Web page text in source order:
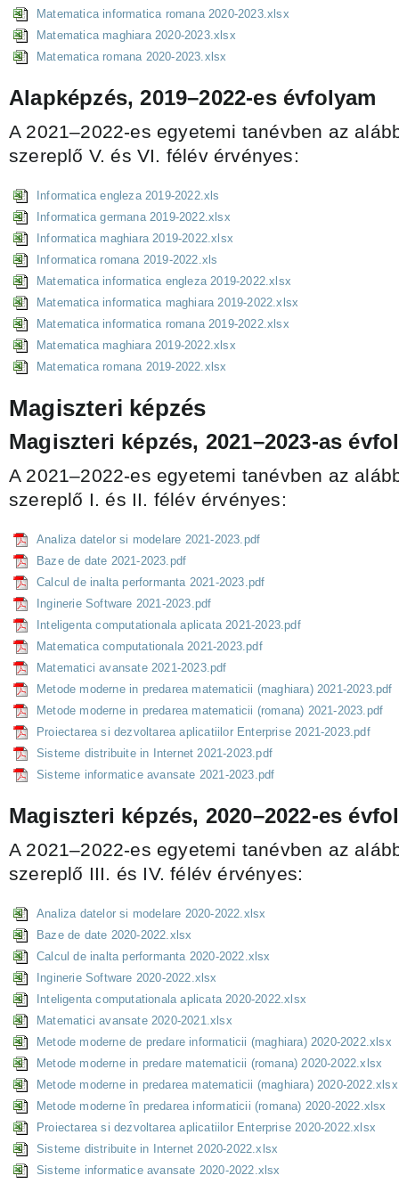
Matematica informatica romana 2020-2023.xlsx
Matematica maghiara 2020-2023.xlsx
Matematica romana 2020-2023.xlsx
Alapképzés, 2019–2022-es évfolyam
A 2021–2022-es egyetemi tanévben az
szereplő V. és VI. félév érvényes:
Informatica engleza 2019-2022.xls
Informatica germana 2019-2022.xlsx
Informatica maghiara 2019-2022.xlsx
Informatica romana 2019-2022.xls
Matematica informatica engleza 2019-2022.xlsx
Matematica informatica maghiara 2019-2022.xlsx
Matematica informatica romana 2019-2022.xlsx
Matematica maghiara 2019-2022.xlsx
Matematica romana 2019-2022.xlsx
Magiszteri képzés
Magiszteri képzés, 2021–2023-as
A 2021–2022-es egyetemi tanévben az
szereplő I. és II. félév érvényes:
Analiza datelor si modelare 2021-2023.pdf
Baze de date 2021-2023.pdf
Calcul de inalta performanta 2021-2023.pdf
Inginerie Software 2021-2023.pdf
Inteligenta computationala aplicata 2021-2023.pdf
Matematica computationala 2021-2023.pdf
Matematici avansate 2021-2023.pdf
Metode moderne in predarea matematicii (maghiara) 2021-2023.pdf
Metode moderne in predarea matematicii (romana) 2021-2023.pdf
Proiectarea si dezvoltarea aplicatiilor Enterprise 2021-2023.pdf
Sisteme distribuite in Internet 2021-2023.pdf
Sisteme informatice avansate 2021-2023.pdf
Magiszteri képzés, 2020–2022-es
A 2021–2022-es egyetemi tanévben az
szereplő III. és IV. félév érvényes:
Analiza datelor si modelare 2020-2022.xlsx
Baze de date 2020-2022.xlsx
Calcul de inalta performanta 2020-2022.xlsx
Inginerie Software 2020-2022.xlsx
Inteligenta computationala aplicata 2020-2022.xlsx
Matematici avansate 2020-2021.xlsx
Metode moderne de predare informaticii (maghiara) 2020-2022.xlsx
Metode moderne in predare matematicii (romana) 2020-2022.xlsx
Metode moderne in predarea matematicii (maghiara) 2020-2022.xlsx
Metode moderne în predarea informaticii (romana) 2020-2022.xlsx
Proiectarea si dezvoltarea aplicatiilor Enterprise 2020-2022.xlsx
Sisteme distribuite in Internet 2020-2022.xlsx
Sisteme informatice avansate 2020-2022.xlsx